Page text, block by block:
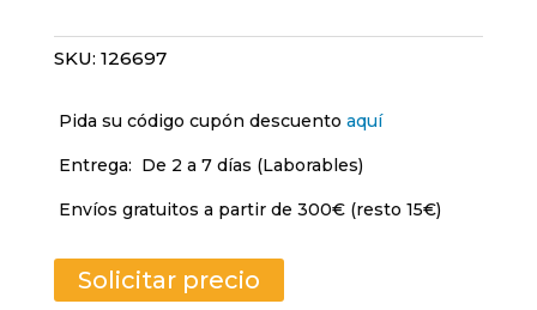
SKU: 126697
Pida su código cupón descuento aquí
Entrega: De 2 a 7 días (Laborables)
Envíos gratuitos a partir de 300€ (resto 15€)
Solicitar precio